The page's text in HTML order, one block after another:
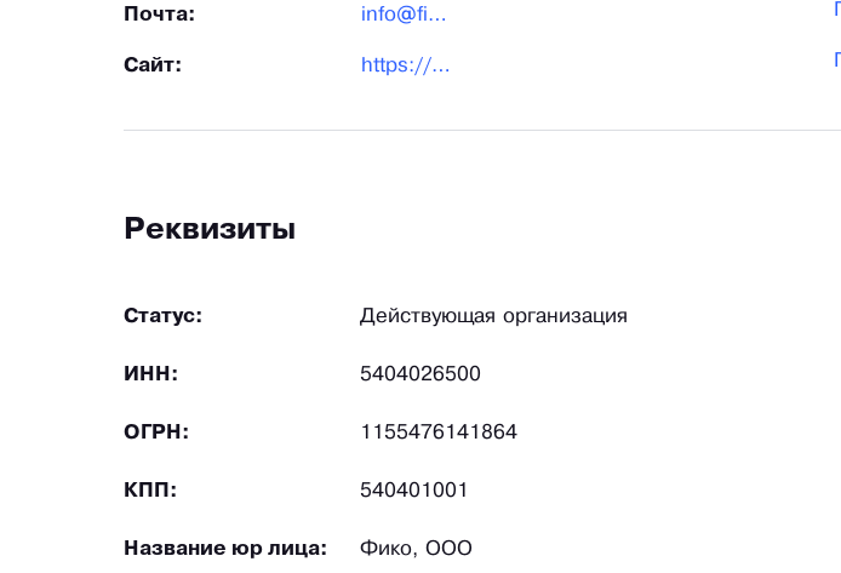
Почта: info@fiko.ru
Сайт: https://fiko.ru/
Реквизиты
Статус: Действующая организация
ИНН: 5404026500
ОГРН: 1155476141864
КПП: 540401001
Название юр лица: Фико, ООО